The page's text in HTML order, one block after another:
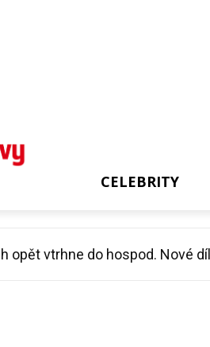
CELEBRITY
opět vtrhne do hospod. Nové
ukázal vynález, jak se ochladit